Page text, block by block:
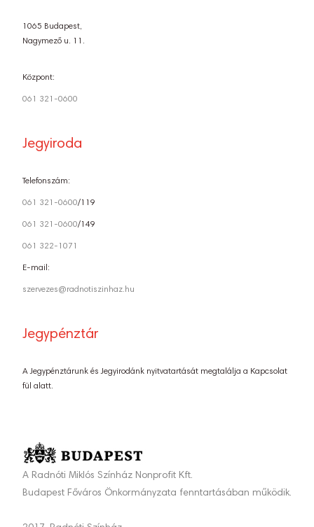
1065 Budapest,
Nagymező u. 11.
Központ:
061 321-0600
Jegyiroda
Telefonszám:
061 321-0600/119
061 321-0600/149
061 322-1071
E-mail:
szervezes@radnotiszinhaz.hu
Jegypénztár
A Jegypénztárunk és Jegyirodánk nyitvatartását megtalálja a Kapcsolat
fül alatt.
A Radnóti Miklós Színház Nonprofit Kft.
Budapest Főváros Önkormányzata fenntartásában működik.